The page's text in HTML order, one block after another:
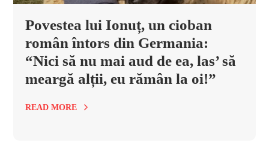
Povestea lui Ionuț, un cioban
român întors din Germania:
“Nici să nu mai aud de ea, las’ să
meargă alții, eu rămân la oi!”
READ MORE